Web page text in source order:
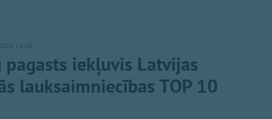
14:24
pagasts iekļuvis Latvijas
lauksaimniecības TOP 10